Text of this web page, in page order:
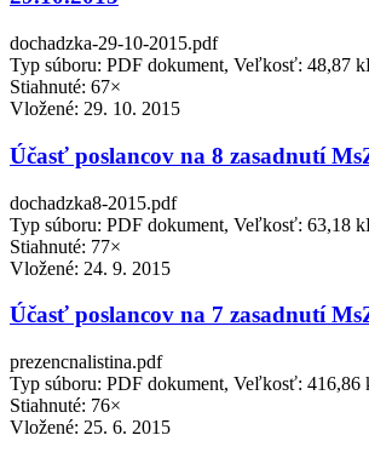
dochadzka-29-10-2015.pdf
Typ súboru: PDF dokument, Veľkosť: 48,87
Stiahnuté: 67×
Vložené: 29. 10. 2015
Účasť poslancov na 8 zasadnutí
dochadzka8-2015.pdf
Typ súboru: PDF dokument, Veľkosť: 63,18
Stiahnuté: 77×
Vložené: 24. 9. 2015
Účasť poslancov na 7 zasadnutí
prezencnalistina.pdf
Typ súboru: PDF dokument, Veľkosť: 416,86
Stiahnuté: 76×
Vložené: 25. 6. 2015